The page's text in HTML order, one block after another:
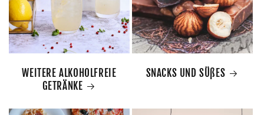
WEITERE ALKOHOLFREIE
GETRÄNKE
SNACKS UND SÜßES